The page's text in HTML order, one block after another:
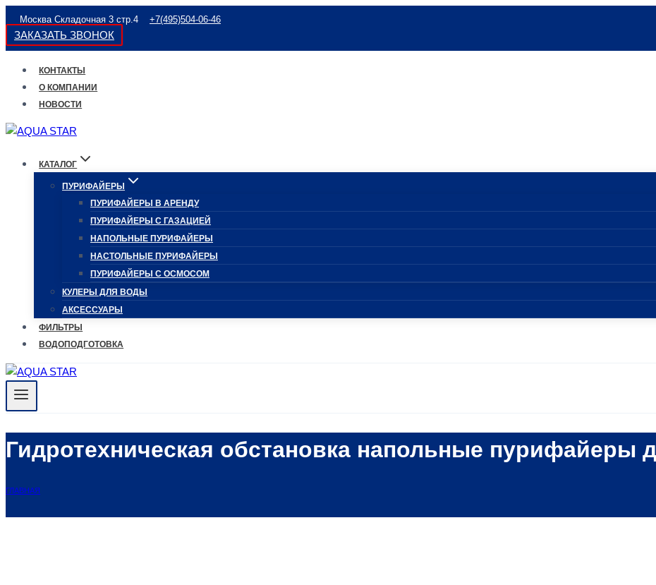
Перейти
содержимому
Москва Складочная 3 стр.4 +7(495)504-06-46
ЗАКАЗАТЬ ЗВОНОК
КОНТАКТЫ
О КОМПАНИИ
НОВОСТИ
КАТАЛОГ
ПУРИФАЙЕРЫ
ПУРИФАЙЕРЫ В АРЕНДУ
ПУРИФАЙЕРЫ С ГАЗАЦИЕЙ
НАПОЛЬНЫЕ ПУРИФАЙЕРЫ
НАСТОЛЬНЫЕ ПУРИФАЙЕРЫ
ПУРИФАЙЕРЫ С ОСМОСОМ
КУЛЕРЫ ДЛЯ ВОДЫ
АКСЕССУАРЫ
ФИЛЬТРЫ
ВОДОПОДГОТОВКА
Гидротехническая обстановка напольные пурифайеры
ГЛАВНАЯ